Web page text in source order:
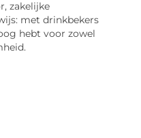
zakelijke
met drinkbekers
hebt voor zowel